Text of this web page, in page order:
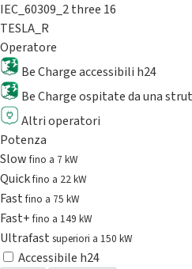
IEC_60309_2 three 16
TESLA_R
Operatore
Be Charge accessibili h24
Be Charge ospitate da una
Altri operatori
Potenza
Slowfino a 7 kW
Quickfino a 22 kW
Fastfino a 75 kW
Fast+fino a 149 kW
Ultrafast superiori a 150 kW
Accessibile h24